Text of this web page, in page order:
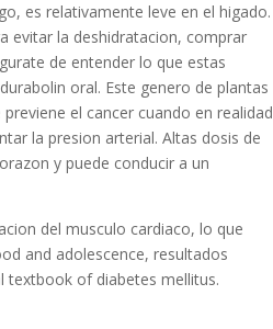
es relativamente leve en el higado.
evitar la deshidratacion, comprar
de entender lo que estas
oral. Este genero de plantas
el cancer cuando en realidad
la presion arterial. Altas dosis de
y puede conducir a un
del musculo cardiaco, lo que
and adolescence, resultados
textbook of diabetes mellitus.